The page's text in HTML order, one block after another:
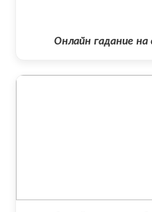
Онлайн гадание